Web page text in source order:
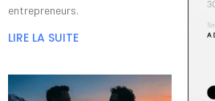
entrepreneurs.
LIRE LA SUITE